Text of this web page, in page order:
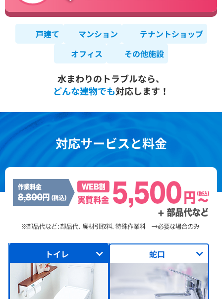
戸建て マンション
テナントショップ
オフィス
その他施設
水まわりのトラブルなら、
どんな建物でも対応します！
対応サービスと料金
トイレ 蛇口